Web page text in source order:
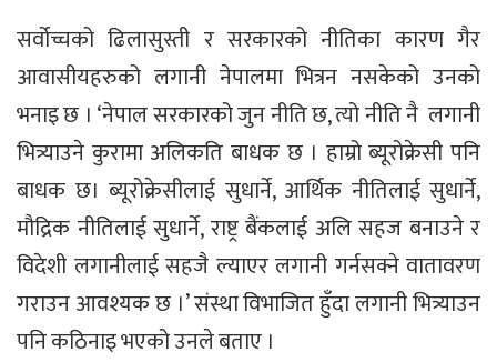
सर्वोच्चको ढिलासुस्ती र सरकारको नीतिका कारण गैर
आवासीयहरुको लगानी नेपालमा भित्रन नसकेको उनको
भनाइ छ । ‘नेपाल सरकारको जुन नीति छ, त्यो नीति नै लगानी
भित्र्याउने कुरामा अलिकति बाधक छ । हाम्रो ब्यूरोक्रेसी पनि
बाधक छ। ब्यूरोक्रेसीलाई सुधार्ने, आर्थिक नीतिलाई सुधार्ने,
मौद्रिक नीतिलाई सुधार्ने, राष्ट्र बैंकलाई अलि सहज बनाउने र
विदेशी लगानीलाई सहजै ल्याएर लगानी गर्नसक्ने वातावरण
गराउन आवश्यक छ ।’ संस्था विभाजित हुँदा लगानी भित्र्याउन
पनि कठिनाइ भएको उनले बताए ।